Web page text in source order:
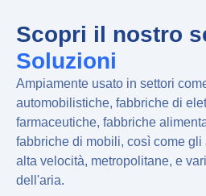
Scopri il nostro
Soluzioni
Ampiamente usato in settori
automobilistiche, fabbriche di
farmaceutiche, fabbriche
fabbriche di mobili, così come gli
alta velocità, metropolitane, e
dell'aria.